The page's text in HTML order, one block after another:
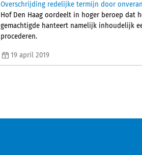
Overschrijding redelijke termijn door
Hof Den Haag oordeelt in hoger beroep dat
gemachtigde hanteert namelijk inhoudelijk
procederen.
19 april 2019